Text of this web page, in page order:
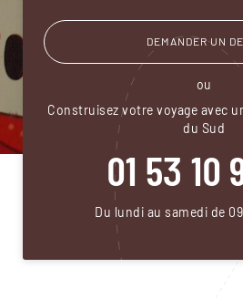
DEMANDER UN
ou
Construisez votre voyage avec
du Sud
01 53 10
Du lundi au samedi de